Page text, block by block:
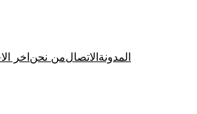
اخرمن نحنالاتصالالمدونة